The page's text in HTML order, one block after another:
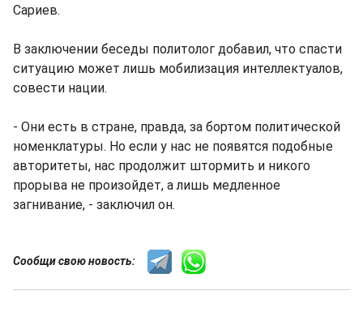
Сариев.
В заключении беседы политолог добавил, что спасти
ситуацию может лишь мобилизация интеллектуалов,
совести нации.
- Они есть в стране, правда, за бортом политической
номенклатуры. Но если у нас не появятся подобные
авторитеты, нас продолжит штормить и никого
прорыва не произойдет, а лишь медленное
загнивание, - заключил он.
Сообщи свою новость: